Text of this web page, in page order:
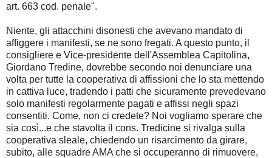
art. 663 cod. penale".
Niente, gli attacchini disonesti che avevano mandato di
affiggere i manifesti, se ne sono fregati. A questo punto, il
consigliere e Vice-presidente dell'Assemblea Capitolina,
Giordano Tredine, dovrebbe secondo noi denunciare una
volta per tutte la cooperativa di affissioni che lo sta mettendo
in cattiva luce, tradendo i patti che sicuramente prevedevano
solo manifesti regolarmente pagati e affissi negli spazi
consentiti. Come, non ci credete? Noi vogliamo sperare che
sia così...e che stavolta il cons. Tredicine si rivalga sulla
cooperativa sleale, chiedendo un risarcimento da girare,
subito, alle squadre AMA che si occuperanno di rimuovere,